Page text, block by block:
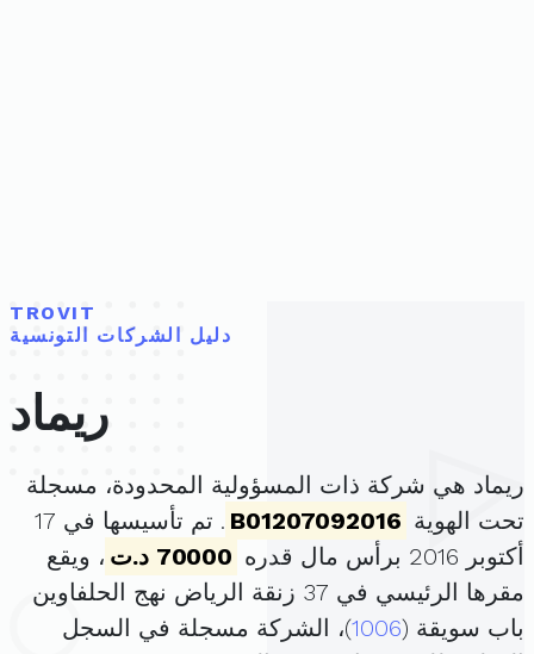
TROVIT
دليل الشركات التونسية
ريماد
ريماد هي شركة ذات المسؤولية المحدودة، مسجلة
تحت الهوية B01207092016
. تم تأسيسها في 17
أكتوبر 2016 برأس مال قدره
70000 د.ت
، ويقع
مقرها الرئيسي في 37 زنقة الرياض نهج الحلفاوين
باب سويقة (1006)، الشركة مسجلة في السجل